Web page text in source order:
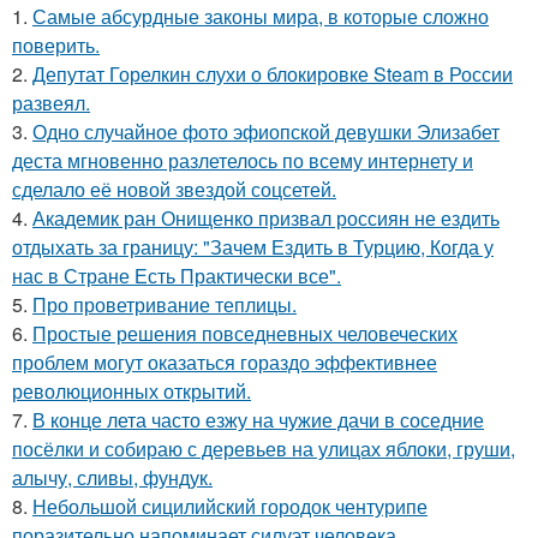
1. Самые абсурдные законы мира, в которые сложно
поверить.
2. Депутат Горелкин слухи о блокировке Steam в России
развеял.
3. Одно случайное фото эфиопской девушки Элизабет
деста мгновенно разлетелось по всему интернету и
сделало её новой звездой соцсетей.
4. Академик ран Онищенко призвал россиян не ездить
отдыхать за границу: "Зачем Ездить в Турцию, Когда у
нас в Стране Есть Практически все".
5. Про проветривание теплицы.
6. Простые решения повседневных человеческих
проблем могут оказаться гораздо эффективнее
революционных открытий.
7. В конце лета часто езжу на чужие дачи в соседние
посёлки и собираю с деревьев на улицах яблоки, груши,
алычу, сливы, фундук.
8. Небольшой сицилийский городок чентурипе